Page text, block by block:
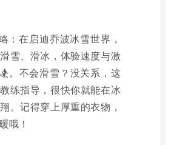
：在启迪乔波冰雪世界，
雪、滑冰，体验速度与激
。不会滑雪？没关系，这
练指导，很快你就能在冰
。记得穿上厚重的衣物，
哦！